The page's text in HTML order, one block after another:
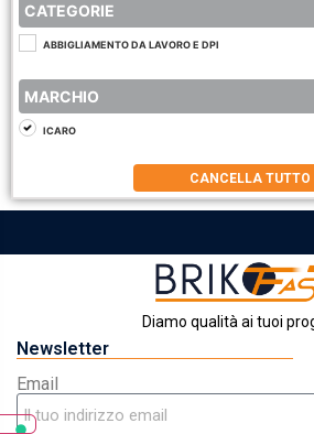
CATEGORIE
ABBIGLIAMENTO DA LAVORO E DPI
MARCHIO
ICARO
CANCELLA TUTTO
Diamo qualità ai tuoi
Newsletter
Email